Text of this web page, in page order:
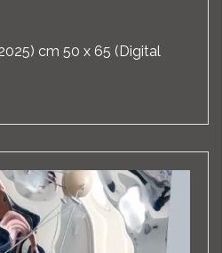
cm 50 x 65 (Digital